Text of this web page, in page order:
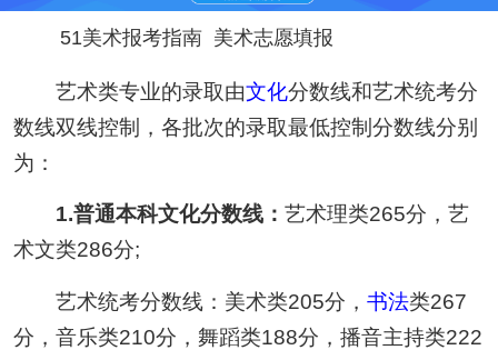
51美术报考指南 美术志愿填报
艺术类专业的录取由文化分数线和艺术统考分
数线双线控制，各批次的录取最低控制分数线分别
为：
1.普通本科文化分数线： 艺术理类265分，艺
术文类286分;
艺术统考分数线：美术类205分， 书法类267
分，音乐类210分，舞蹈类188分，播音主持类222